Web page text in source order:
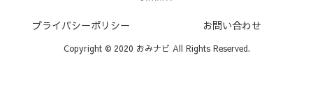
プライバシーポリシー お問い合わせ
Copyright © 2020 おみナビ All Rights Reserved.